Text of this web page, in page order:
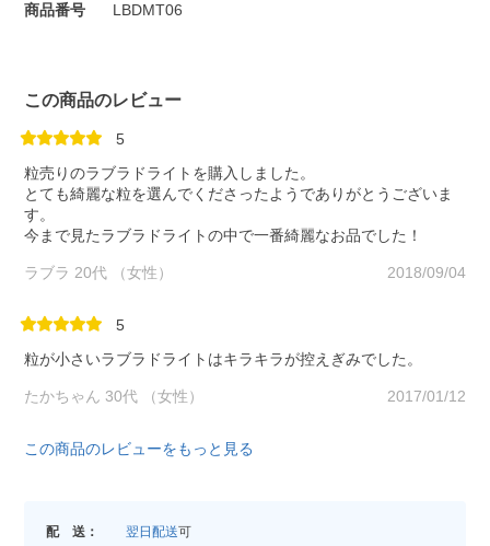
商品番号 LBDMT06
この商品のレビュー
5
粒売りのラブラドライトを購入しました。
とても綺麗な粒を選んでくださったようでありがとうございま
す。
今まで見たラブラドライトの中で一番綺麗なお品でした！
ラブラ 20代 （女性） 2018/09/04
5
粒が小さいラブラドライトはキラキラが控えぎみでした。
たかちゃん 30代 （女性） 2017/01/12
この商品のレビューをもっと見る
配 送： 翌日配送可